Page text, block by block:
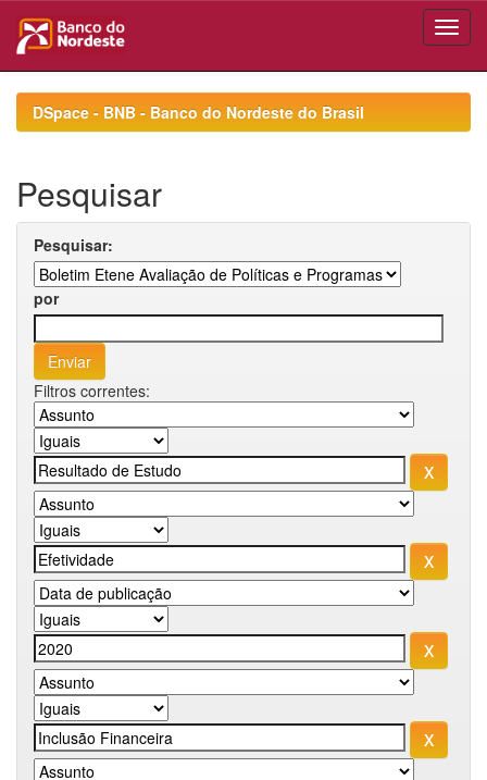
navigationDSpace - BNB - Banco do Nordeste do Brasil
Pesquisar
Pesquisar:
por
Filtros correntes: